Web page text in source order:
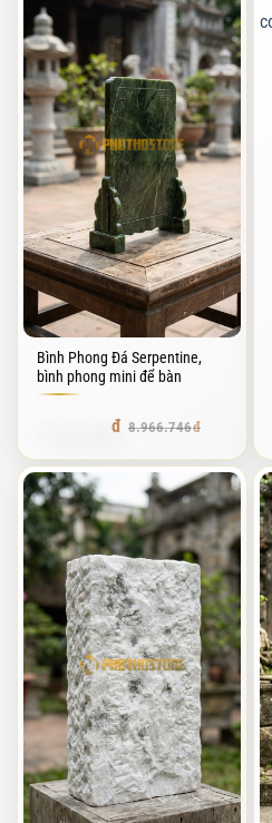
Bình Phong Đá Serpentine,
bình phong mini để bàn
8.966.746